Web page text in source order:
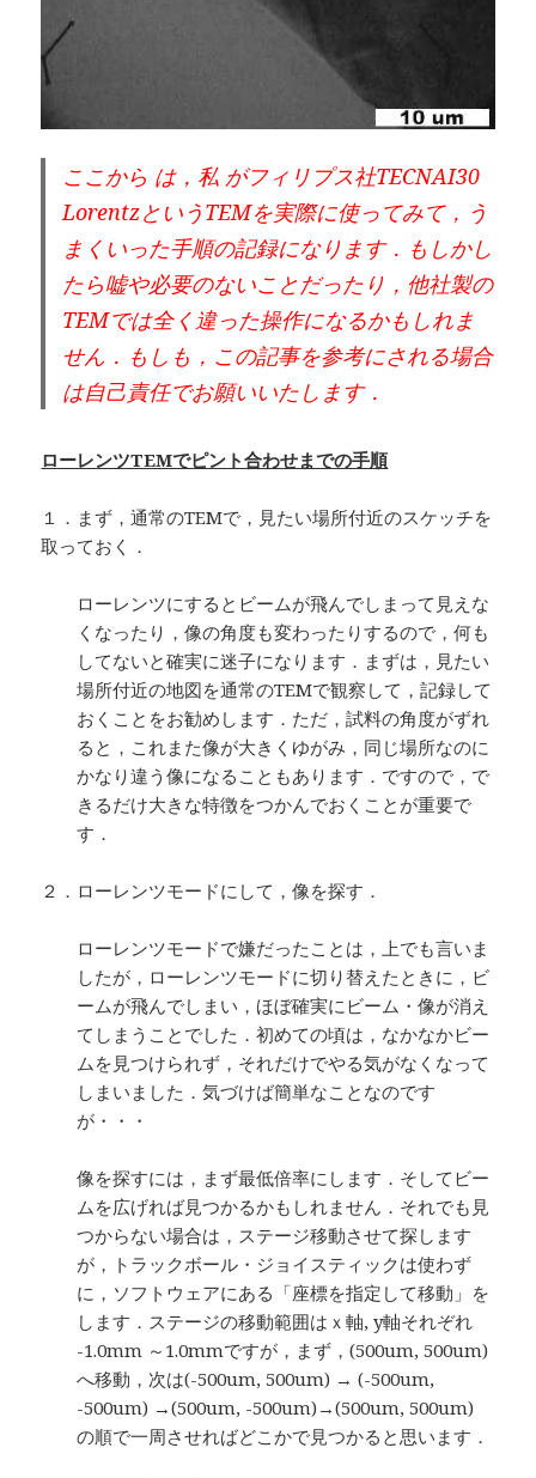
ここから は， 私 がフィリプス社TECNAI30
LorentzというTEMを実際に使ってみて，う
まくいった手順の記録になります． もしかし
たら嘘や必要のないことだったり，他社製の
TEMでは全く違った操作になるかもしれま
せん．もしも，この記事を参考にされる場合
は自己責任でお願いいたします．
ローレンツTEMでピント合わせまでの手順
１．まず，通常のTEMで，見たい場所付近のスケッチを
取っておく．
ローレンツにするとビームが飛んでしまって見えな
くなったり，像の角度も変わったりするので，何も
してないと確実に迷子になります．まずは，見たい
場所付近の地図を通常のTEMで観察して，記録して
おくことをお勧めします．ただ，試料の角度がずれ
ると，これまた像が大きくゆがみ，同じ場所なのに
かなり違う像になることもあります．ですので，で
きるだけ大きな特徴をつかんでおくことが重要で
す．
２．ローレンツモードにして，像を探す．
ローレンツモードで嫌だったことは，上でも言いま
したが，ローレンツモードに切り替えたときに，ビ
ームが飛んでしまい，ほぼ確実にビーム・像が消え
てしまうことでした．初めての頃は，なかなかビー
ムを見つけられず，それだけでやる気がなくなって
しまいました．気づけば簡単なことなのです
が・・・
像を探すには，まず最低倍率にします．そしてビー
ムを広げれば見つかるかもしれません．それでも見
つからない場合は，ステージ移動させて探します
が，トラックボール・ジョイスティックは使わず
に，ソフトウェアにある「座標を指定して移動」を
します．ステージの移動範囲はｘ軸, y軸それぞれ
-1.0mm ～1.0mmですが，まず，(500um, 500um)
へ移動，次は(-500um, 500um) → (-500um,
-500um) →(500um, -500um)→(500um, 500um)
の順で一周させればどこかで見つかると思います．